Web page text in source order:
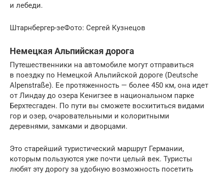
и лебеди.
Штарнбергер-зеФото: Сергей Кузнецов
Немецкая Альпийская дорога
Путешественники на автомобиле могут отправиться
в поездку по Немецкой Альпийской дороге (Deutsche
Alpenstraße). Ее протяженность — более 450 км, она идет
от Линдау до озера Кенигзее в национальном парке
Берхтесгаден. По пути вы сможете восхититься видами
гор и озер, очаровательными и колоритными
деревнями, замками и дворцами.
Это старейший туристический маршрут Германии,
которым пользуются уже почти целый век. Туристы
любят эту дорогу за удобную возможность посетить